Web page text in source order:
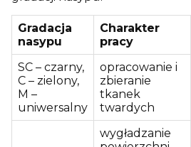
Gradacja
nasypu
Charakter
pracy
SC – czarny,
C – zielony,
M –
uniwersalny
opracowanie i
zbieranie
tkanek
twardych
wygładzanie